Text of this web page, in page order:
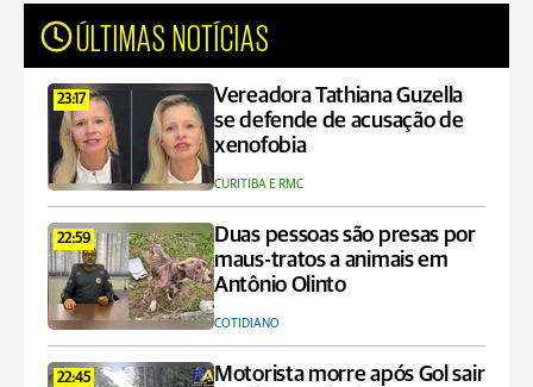
ÚLTIMAS NOTÍCIAS
23:17
Vereadora Tathiana Guzella
se defende de acusação de
xenofobia
CURITIBA E RMC
22:59
Duas pessoas são presas por
maus-tratos a animais em
Antônio Olinto
COTIDIANO
22:45
Motorista morre após Gol sair